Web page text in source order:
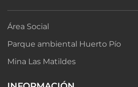
Área Social
Parque ambiental Huerto Pío
Mina Las Matildes